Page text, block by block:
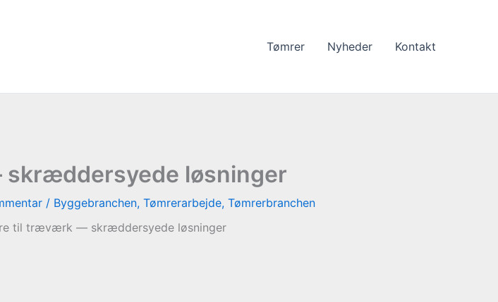
Tømrer Nyheder Kontakt
løsninger
/ Byggebranchen, Tømrerarbejde, Tømrerbranchen
til træværk — skræddersyede løsninger